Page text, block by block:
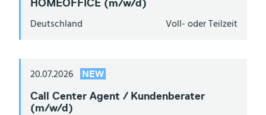
HOMEOFFICE (m/w/d)
Deutschland Voll- oder Teilzeit
20.07.2026 NEW
Call Center Agent / Kundenberater
(m/w/d)